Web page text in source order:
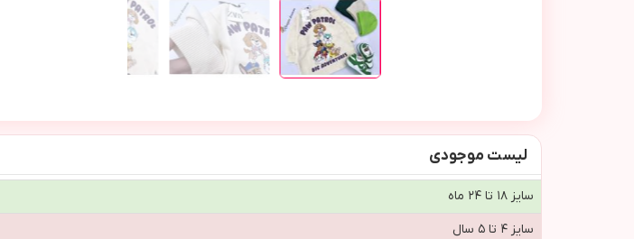
لیست موجودی
سایز ۱۸ تا ۲۴ ماه
سایز ۴ تا ۵ سال